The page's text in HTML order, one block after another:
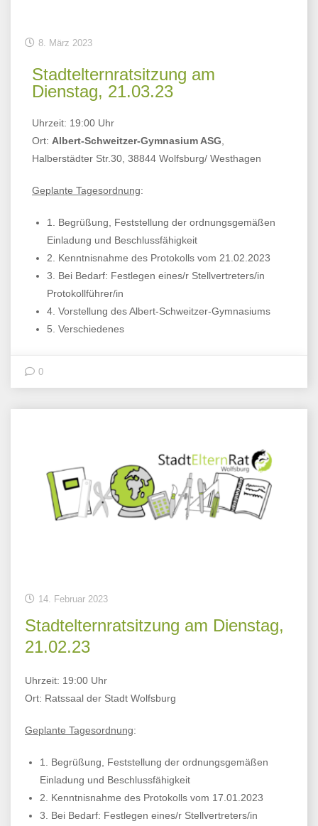
8. März 2023
Stadtelternratsitzung am
Dienstag, 21.03.23
Uhrzeit: 19:00 Uhr
Ort: Albert-Schweitzer-Gymnasium ASG
Halberstädter Str.30, 38844 Wolfsburg/ Westhagen
Geplante Tagesordnung:
1. Begrüßung, Feststellung der ordnungsgemäßen
Einladung und Beschlussfähigkeit
2. Kenntnisnahme des Protokolls vom 21.02.2023
3. Bei Bedarf: Festlegen eines/r Stellvertreters/in
Protokollführer/in
4. Vorstellung des Albert-Schweitzer-Gymnasiums
5. Verschiedenes
0
14. Februar 2023
Stadtelternratsitzung am Dienstag,
21.02.23
Uhrzeit: 19:00 Uhr
Ort: Ratssaal der Stadt Wolfsburg
Geplante Tagesordnung:
1. Begrüßung, Feststellung der ordnungsgemäßen
Einladung und Beschlussfähigkeit
2. Kenntnisnahme des Protokolls vom 17.01.2023
3. Bei Bedarf: Festlegen eines/r Stellvertreters/in